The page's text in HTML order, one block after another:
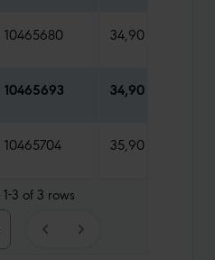
10465680 34,90 €
10465693 34,90 €
10465704 35,90 €
1-3 of3 rows